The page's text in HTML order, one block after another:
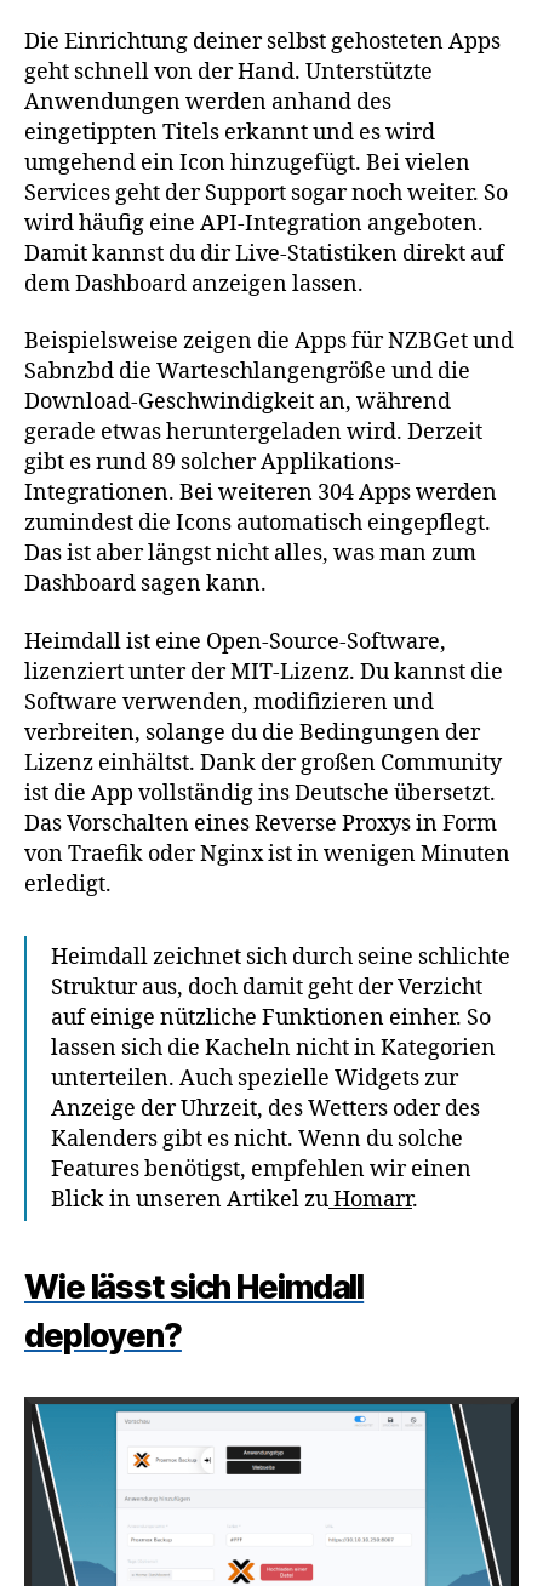
Die Einrichtung deiner selbst gehosteten Apps
geht schnell von der Hand. Unterstützte
Anwendungen werden anhand des
eingetippten Titels erkannt und es wird
umgehend ein Icon hinzugefügt. Bei vielen
Services geht der Support sogar noch weiter. So
wird häufig eine API-Integration angeboten.
Damit kannst du dir Live-Statistiken direkt auf
dem Dashboard anzeigen lassen.
Beispielsweise zeigen die Apps für NZBGet und
Sabnzbd die Warteschlangengröße und die
Download-Geschwindigkeit an, während
gerade etwas heruntergeladen wird. Derzeit
gibt es rund 89 solcher Applikations-
Integrationen. Bei weiteren 304 Apps werden
zumindest die Icons automatisch eingepflegt.
Das ist aber längst nicht alles, was man zum
Dashboard sagen kann.
Heimdall ist eine Open-Source-Software,
lizenziert unter der MIT-Lizenz. Du kannst die
Software verwenden, modifizieren und
verbreiten, solange du die Bedingungen der
Lizenz einhältst. Dank der großen Community
ist die App vollständig ins Deutsche übersetzt.
Das Vorschalten eines Reverse Proxys in Form
von Traefik oder Nginx ist in wenigen Minuten
erledigt.
Heimdall zeichnet sich durch seine schlichte
Struktur aus, doch damit geht der Verzicht
auf einige nützliche Funktionen einher. So
lassen sich die Kacheln nicht in Kategorien
unterteilen. Auch spezielle Widgets zur
Anzeige der Uhrzeit, des Wetters oder des
Kalenders gibt es nicht. Wenn du solche
Features benötigst, empfehlen wir einen
Blick in unseren Artikel zuHomarr.
Wie lässt sich Heimdall
deployen?